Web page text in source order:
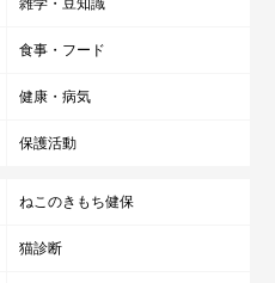
食事・フード
健康・病気
保護活動
ねこのきもち健保
猫診断